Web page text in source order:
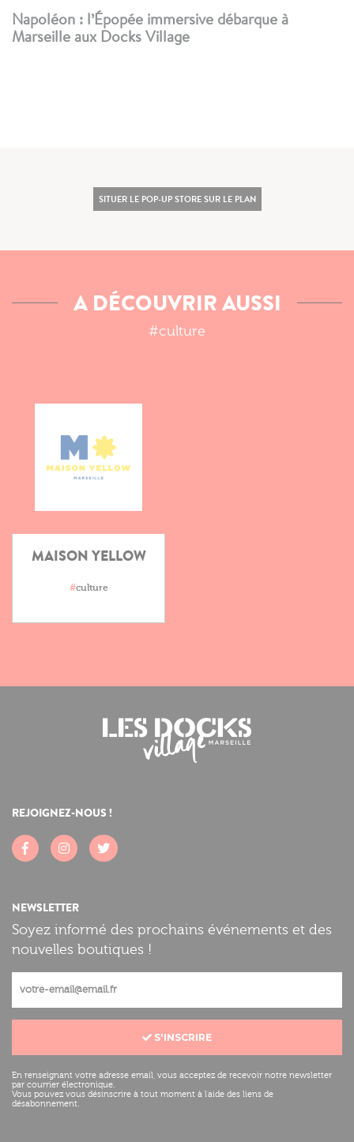
Napoléon : l’Épopée immersive débarque à
Marseille aux Docks Village
SITUER LE POP-UP STORE SUR LE PLAN
A DÉCOUVRIR AUSSI
#culture
MAISON YELLOW
#culture
REJOIGNEZ-NOUS !
NEWSLETTER
Soyez informé des prochains événements et des
nouvelles boutiques !
S'INSCRIRE
En renseignant votre adresse email, vous acceptez de recevoir notre newsletter
par courrier électronique.
Vous pouvez vous désinscrire à tout moment à l'aide des liens de
désabonnement.